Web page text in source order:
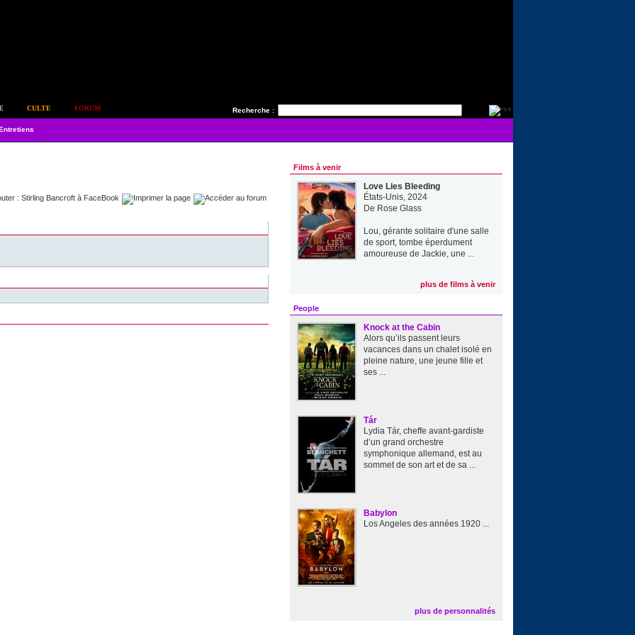
Recherche :
CULTE FORUM
Films à venir
Love Lies Bleeding
États-Unis, 2024
De Rose Glass
Lou, gérante solitaire d'une salle
de sport, tombe éperdument
amoureuse de Jackie, une ...
plus de films à venir
People
Knock at the Cabin
Alors qu’ils passent leurs
vacances dans un chalet isolé en
pleine nature, une jeune fille et
ses ...
Tár
Lydia Tár, cheffe avant-gardiste
d’un grand orchestre
symphonique allemand, est au
sommet de son art et de sa ...
Babylon
Los Angeles des années 1920 ...
plus de personnalités